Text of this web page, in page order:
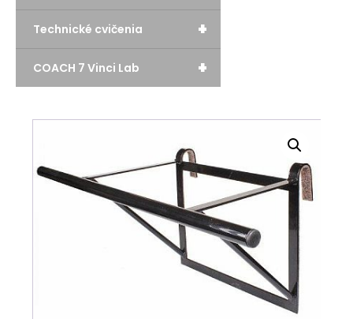
+
Technické cvičenia
+
COACH 7 Vinci Lab